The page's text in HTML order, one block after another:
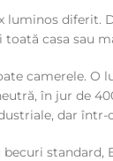
toată casa
camerele.
în jur de
dar
standard,